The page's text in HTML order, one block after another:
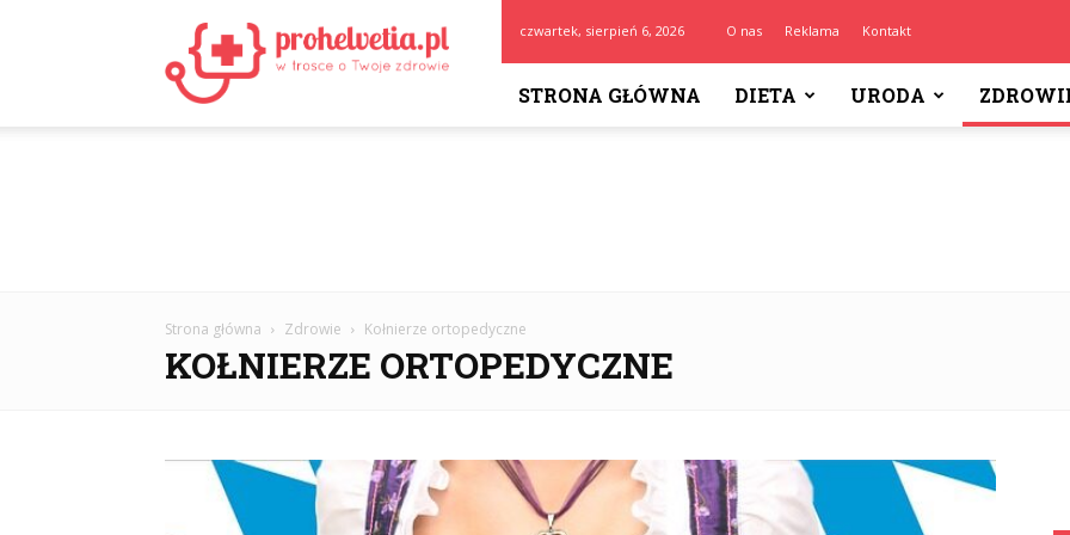
czwartek, sierpień 6, 2026 O nas Reklama Kontakt
STRONA GŁÓWNA DIETA URODA
Strona główna Zdrowie Kołnierze ortopedyczne
KOŁNIERZE ORTOPEDYCZNE